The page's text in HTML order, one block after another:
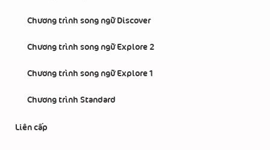
Chương trình song ngữ Discover
Chương trình song ngữ Explore 2
Chương trình song ngữ Explore 1
Chương trình Standard
Liên cấp